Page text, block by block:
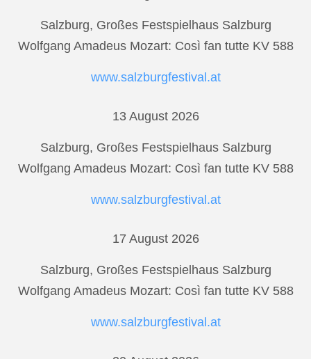
Salzburg, Großes Festspielhaus Salzburg
Wolfgang Amadeus Mozart: Così fan tutte KV 588
www.salzburgfestival.at
13 August 2026
Salzburg, Großes Festspielhaus Salzburg
Wolfgang Amadeus Mozart: Così fan tutte KV 588
www.salzburgfestival.at
17 August 2026
Salzburg, Großes Festspielhaus Salzburg
Wolfgang Amadeus Mozart: Così fan tutte KV 588
www.salzburgfestival.at